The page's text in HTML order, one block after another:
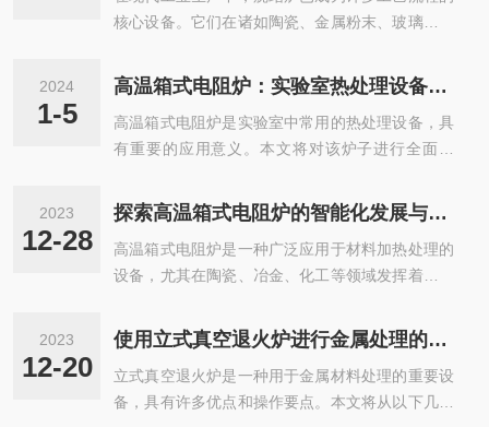
原条件，以提高烧结效果和产品质量。其次，...
术，能够实现对金属材料的快速、均匀的热处理。
效能源利用：在真空环境下，金属材料的热传导效
减少环境污染：由于该炉在密闭环境中进...
核心设备。它们在诸如陶瓷、金属粉末、玻璃等材
众多的烧结炉中，高温烧结炉脱颖而出，其*的性
能和效率让它在市场上备受青睐。那么，为何我们
需要选择它呢？第一，高温烧结炉能够大幅度提高
生产效率。高温烧结过程需要精确控制温度、气氛
预设温度，并保持稳定的温度波动范围，从而缩短
生产来说，意味着能够大幅降低生产成本，提...
2024
1-5
高温箱式电阻炉：实验室热处理设备的全面解析
高温箱式电阻炉是实验室中常用的热处理设备，具
有重要的应用意义。本文将对该炉子进行全面解
向。工作原理：高温箱式电阻炉是一种利用电阻加
热原理进行加热的设备，通常由高温隔热室、电加
热元件、控温系统等部分组成。当电流通过电阻丝
时，电阻丝会产生热量，从而使整个隔热室内部温
以实现对温度的精准控制。应用领域：目前，该炉
的热处理、试样的退火和烧结等工序。其稳定的
加...
2023
12-28
探索高温箱式电阻炉的智能化发展与应用前景
高温箱式电阻炉是一种广泛应用于材料加热处理的
设备，尤其在陶瓷、冶金、化工等领域发挥着重要
方向发展。本文将探讨高温箱式电阻炉的智能化发
展及其应用前景。一、它的智能化发展1.自动化控
制：炉子的控制系统已逐渐实现自动化。通过使用
先进的温度控制器和传感器，设备能够实现温度的
2023
12-20
使用立式真空退火炉进行金属处理的优点与操作要点
立式真空退火炉是一种用于金属材料处理的重要设
备，具有许多优点和操作要点。本文将从以下几个